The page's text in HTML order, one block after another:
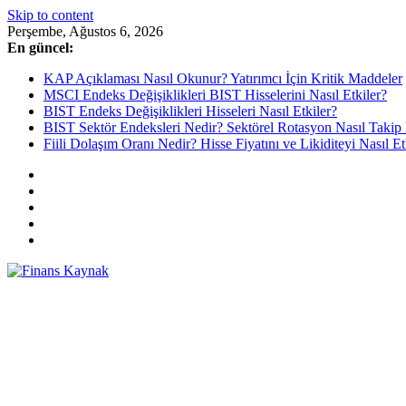
Skip to content
Perşembe, Ağustos 6, 2026
En güncel:
KAP Açıklaması Nasıl Okunur? Yatırımcı İçin Kritik Maddeler
MSCI Endeks Değişiklikleri BIST Hisselerini Nasıl Etkiler?
BIST Endeks Değişiklikleri Hisseleri Nasıl Etkiler?
BIST Sektör Endeksleri Nedir? Sektörel Rotasyon Nasıl
Fiili Dolaşım Oranı Nedir? Hisse Fiyatını ve Likiditeyi Nasıl